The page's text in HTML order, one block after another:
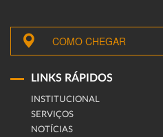
COMO CHEGAR
LINKS RÁPIDOS
INSTITUCIONAL
SERVIÇOS
NOTÍCIAS